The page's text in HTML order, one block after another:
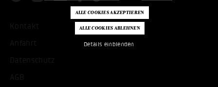
Details einblenden
Kontakt
Anfahrt
Datenschutz
AGB